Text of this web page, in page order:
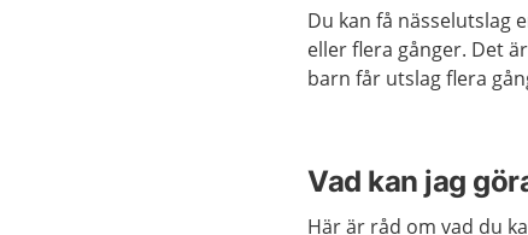
Du kan få nässelutslag
eller flera gånger. Det
barn får utslag flera
Vad kan jag
Här är råd om vad du